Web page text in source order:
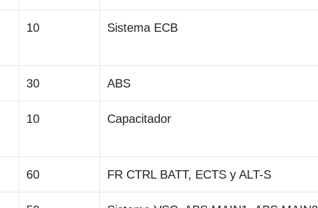
10 Sistema ECB
30 ABS
10 Capacitador
60 FR CTRL BATT, ECTS y ALT-S